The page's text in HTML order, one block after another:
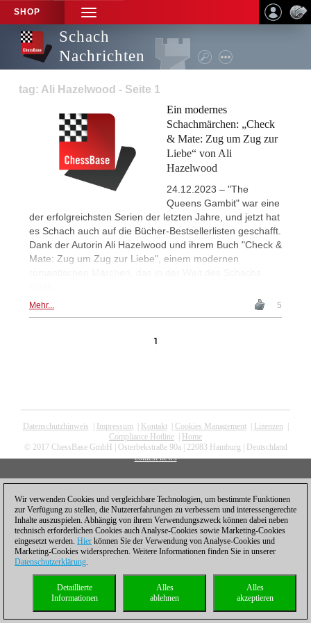
SHOP
TOGGLE
NAVIGATION
Schach
Nachrichten
tag: Ali Hazelwood - Seite 1
Ein modernes
Schachmärchen: „Check
& Mate: Zug um Zug zur
Liebe“ von Ali
Hazelwood
24.12.2023 – "The
Queens Gambit" war eine
der erfolgreichsten Serien der letzten Jahre, und jetzt hat
es Schach auch auf die Bücher-Bestsellerlisten geschafft.
Dank der Autorin Ali Hazelwood und ihrem Buch "Check &
Mate: Zug um Zug zur Liebe", einem modernen
Mehr... 5
1
Datenschutzhinweis Impressum| Kontakt| Cookies Management| Lizenzen
Compliance Hotline
Home
© 2017 ChessBase GmbH | Osterbekstraße 90a | 22083 Hamburg | Deutschland
coldest news
Wir verwenden Cookies und vergleichbare Technologien, um bestimmte Funktionen
zur Verfügung zu stellen, die Nutzererfahrungen zu verbessern und interessengerechte
Inhalte auszuspielen. Abhängig von ihrem Verwendungszweck können dabei neben
technisch erforderlichen Cookies auch Analyse-Cookies sowie Marketing-Cookies
eingesetzt werden. Hier können Sie der Verwendung von Analyse-Cookies und
Marketing-Cookies widersprechen. Weitere Informationen finden Sie in unserer
Datenschutzerklärung.
Alles
akzeptieren
Alles
ablehnen
Detaillierte
Informationen